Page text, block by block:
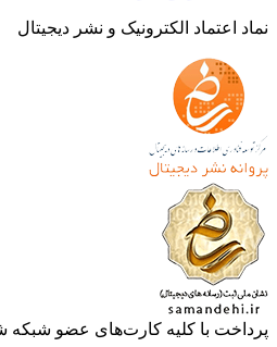
اعتماد الکترونیک و نشر دیجیتال
با کلیه کارت‌های عضو شبکه شتاب